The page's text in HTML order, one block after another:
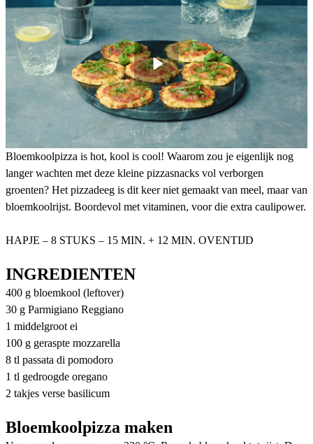
Bloemkoolpizza is hot, kool is cool! Waarom zou je eigenlijk nog
langer wachten met deze kleine pizzasnacks vol verborgen
groenten? Het pizzadeeg is dit keer niet gemaakt van meel, maar van
bloemkoolrijst. Boordevol met vitaminen, voor die extra caulipower.
HAPJE – 8 STUKS – 15 MIN. + 12 MIN. OVENTIJD
INGREDIENTEN
400 g bloemkool (leftover)
30 g Parmigiano Reggiano
1 middelgroot ei
100 g geraspte mozzarella
8 tl passata di pomodoro
1 tl gedroogde oregano
2 takjes verse basilicum
Bloemkoolpizza maken